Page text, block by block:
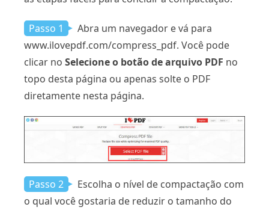
Passo 1
Abra um navegador e vá para
www.ilovepdf.com/compress_pdf. Você pode
clicar no Selecione o botão de arquivo PDF no
topo desta página ou apenas solte o PDF
diretamente nesta página.
Passo 2
Escolha o nível de compactação com
o qual você gostaria de reduzir o tamanho do